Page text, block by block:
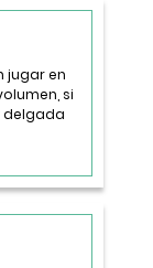
jugar en
si
delgada